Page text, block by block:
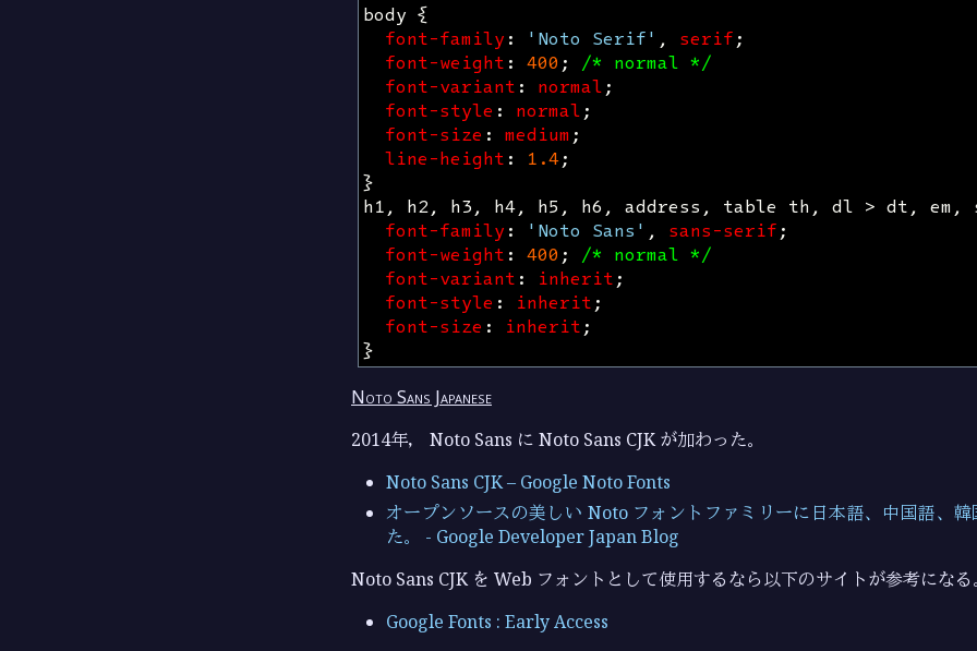
body {
font-family : 'Noto Serif' , serif ;
font-weight : 400 ;
/* normal */
font-variant : normal ;
font-style : normal ;
font-size : medium ;
line-height : 1.4;
}
h1 , h2, h3 , h4, h5 , h6 , address , table th , dl > dt , em ,
font-family : 'Noto Sans' , sans-serif ;
font-weight : 400 ;
/* normal */
font-variant : inherit ;
font-style : inherit ;
font-size : inherit ;
}
Noto Sans Japanese
2014年， Noto Sans に Noto Sans CJK が加わった。
Noto Sans CJK – Google Noto Fonts
オープンソースの美しい Noto フォントファミリーに日本語、中国語、韓
た。 - Google Developer Japan Blog
Noto Sans CJK を Web フォントとして使用するなら以下のサイトが参考になる。
Google Fonts : Early Access